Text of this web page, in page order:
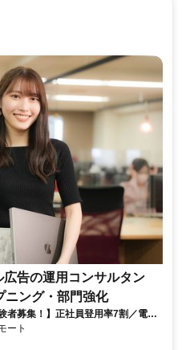
広告の運用コンサルタン
ング・部門強化
者募集！】正社員登用率7割／電通
祝休み／残業月平均4時間19分
ート